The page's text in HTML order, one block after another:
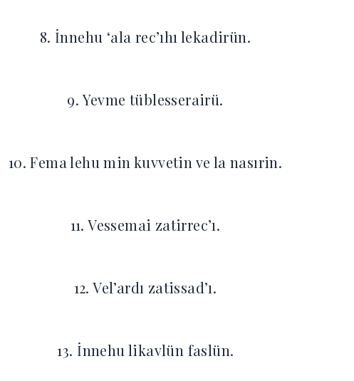
8. İnnehu ‘ala rec’ıhı lekadirün.
9. Yevme tüblesserairü.
10. Fema lehu min kuvvetin ve la nasırin.
11. Vessemai zatirrec’ı.
12. Vel’ardı zatissad’ı.
13. İnnehu likavlün faslün.